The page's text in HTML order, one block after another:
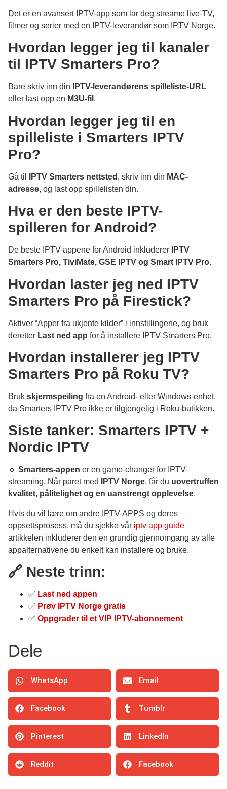
Det er en avansert IPTV-app som lar deg streame live-TV,
filmer og serier med en IPTV-leverandør som IPTV Norge.
Hvordan legger jeg til kanaler
til IPTV Smarters Pro?
Bare skriv inn din
IPTV-leverandørens spilleliste-URL
eller last opp en M3U-fil .
Hvordan legger jeg til en
spilleliste i Smarters IPTV
Pro?
Gå til IPTV Smarters nettsted , skriv inn din MAC-
adresse, og last opp spillelisten din.
Hva er den beste IPTV-
spilleren for Android?
De beste IPTV-appene for Android inkluderer
IPTV
Smarters Pro, TiviMate, GSE IPTV og Smart IPTV Pro.
Hvordan laster jeg ned IPTV
Smarters Pro på Firestick?
Aktiver “Apper fra ukjente kilder” i innstillingene, og bruk
deretter Last ned app for å installere IPTV Smarters Pro.
Hvordan installerer jeg IPTV
Smarters Pro på Roku TV?
Bruk skjermspeiling fra en Android- eller Windows-enhet,
da Smarters IPTV Pro ikke er tilgjengelig i Roku-butikken.
Siste tanker: Smarters IPTV +
Nordic IPTV
🔹 Smarters-appen er en game-changer for IPTV-
streaming. Når paret med
IPTV Norge, får du uovertruffen
kvalitet, pålitelighet og en uanstrengt opplevelse.
Hvis du vil lære om andre IPTV-APPS og deres
oppsettsprosess, må du sjekke vår iptv app guide
artikkelen inkluderer den en grundig gjennomgang av alle
appalternativene du enkelt kan installere og bruke.
🔗 Neste trinn:
✅ Last ned appen
✅ Prøv IPTV Norge gratis
✅ Oppgrader til et VIP IPTV-abonnement
Dele
WhatsApp Email
Facebook Tumblr
Pinterest LinkedIn
Reddit Facebook